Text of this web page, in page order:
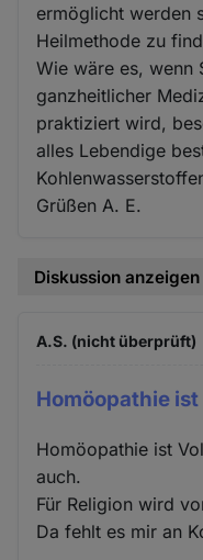
ermöglicht werden
Heilmethode zu
Wie wäre es, wenn
ganzheitlicher
praktiziert wird,
alles Lebendige
Grüßen A. E.
Diskussion anzeigen
A.S. (nicht überprüft)
Homöopathie ist
Homöopathie ist
auch.
Für Religion wird
Da fehlt es mir an